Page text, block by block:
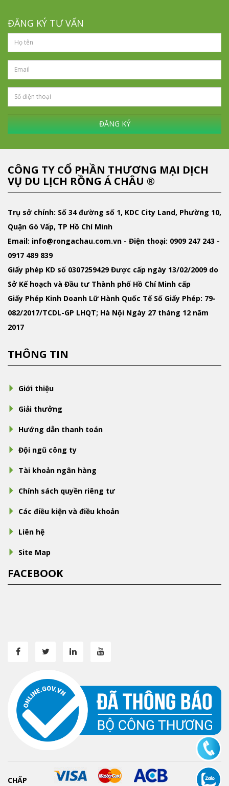
ĐĂNG KÝ TƯ VẤN
ĐĂNG KÝ
CÔNG TY CỔ PHẦN THƯƠNG MẠI DỊCH
VỤ DU LỊCH RỒNG Á CHÂU ®
Trụ sở chính: Số 34 đường số 1, KDC City Land, Phường 10,
Quận Gò Vấp, TP Hồ Chí Minh
Email: info@rongachau.com.vn - Điện thoại: 0909 247 243 -
0917 489 839
Giấy phép KD số 0307259429 Được cấp ngày 13/02/2009 do
Sở Kế hoạch và Đầu tư Thành phố Hồ Chí Minh cấp
Giấy Phép Kinh Doanh Lữ Hành Quốc TếSố Giấy Phép: 79-
082/2017/TCDL-GP LHQT; Hà Nội Ngày 27 tháng 12 năm
2017
THÔNG TIN
Giới thiệu
Giải thưởng
Hướng dẫn thanh toán
Đội ngũ công ty
Tài khoản ngân hàng
Chính sách quyền riêng tư
Các điều kiện và điều khoản
Liên hệ
Site Map
FACEBOOK
CHẤP